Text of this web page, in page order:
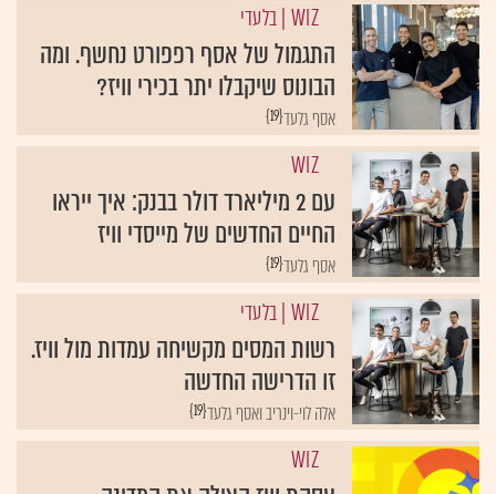
WIZ| בלעדי
התגמול של אסף רפפורט נחשף. ומה
הבונוס שיקבלו יתר בכירי וויז?
{19}אסף גלעד
WIZ
עם 2 מיליארד דולר בבנק: איך ייראו
החיים החדשים של מייסדי וויז
{19}אסף גלעד
WIZ| בלעדי
רשות המסים מקשיחה עמדות מול וויז.
זו הדרישה החדשה
{19}אלה לוי-וינריב ואסף גלעד
WIZ